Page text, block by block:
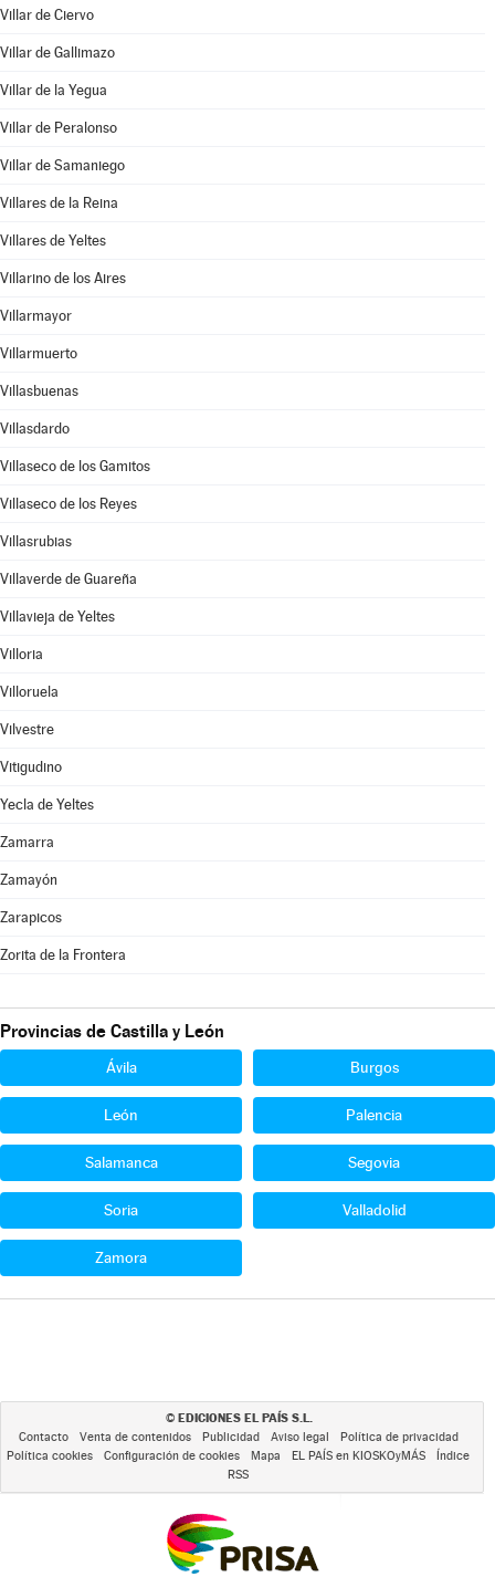
Villar de Ciervo
Villar de Gallimazo
Villar de la Yegua
Villar de Peralonso
Villar de Samaniego
Villares de la Reina
Villares de Yeltes
Villarino de los Aires
Villarmayor
Villarmuerto
Villasbuenas
Villasdardo
Villaseco de los Gamitos
Villaseco de los Reyes
Villasrubias
Villaverde de Guareña
Villavieja de Yeltes
Villoria
Villoruela
Vilvestre
Vitigudino
Yecla de Yeltes
Zamarra
Zamayón
Zarapicos
Zorita de la Frontera
Provincias de Castilla y León
Ávila Burgos
León Palencia
Salamanca Segovia
Soria Valladolid
Zamora
© EDICIONES EL PAÍS S.L.
Contacto Venta de contenidos Publicidad Aviso legal
Política de privacidad
Política cookies
Configuración de cookies Mapa EL PAÍS en KIOSKOyMÁS
Índice
RSS